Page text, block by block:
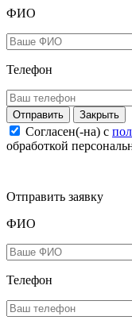
ФИО
Телефон
Закрыть
Согласен(-на) c
обработкой
Отправить заявку
ФИО
Телефон